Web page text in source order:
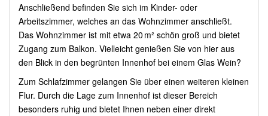
Anschließend befinden Sie sich im Kinder- oder
Arbeitszimmer, welches an das Wohnzimmer anschließt.
Das Wohnzimmer ist mit etwa 20 m² schön groß und bietet
Zugang zum Balkon. Vielleicht genießen Sie von hier aus
den Blick in den begrünten Innenhof bei einem Glas Wein?
Zum Schlafzimmer gelangen Sie über einen weiteren kleinen
Flur. Durch die Lage zum Innenhof ist dieser Bereich
besonders ruhig und bietet Ihnen neben einer direkt